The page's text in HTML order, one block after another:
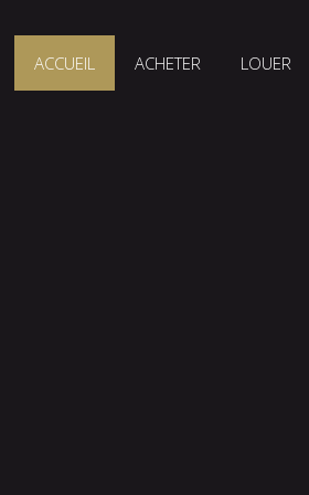
ACCUEIL ACHETER LOUER